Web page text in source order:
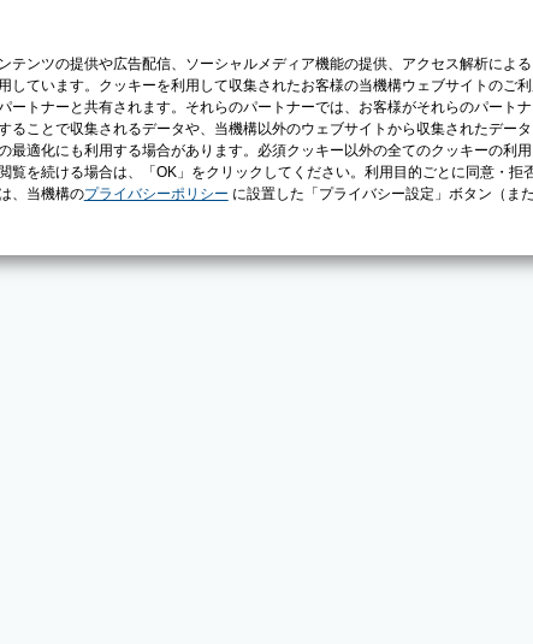
ンツの提供や広告配信、ソーシャルメディア機能の提供、アクセス解析によ
ています。クッキーを利用して収集されたお客様の当機構ウェブサイトのご
トナーと共有されます。それらのパートナーでは、お客様がそれらのパート
ことで収集されるデータや、当機構以外のウェブサイトから収集されたデー
適化にも利用する場合があります。必須クッキー以外の全てのクッキーの利
を続ける場合は、「OK」をクリックしてください。利用目的ごとに同意・拒
、当機構のプライバシーポリシー に設置した「プライバシー設定」ボタン（ま